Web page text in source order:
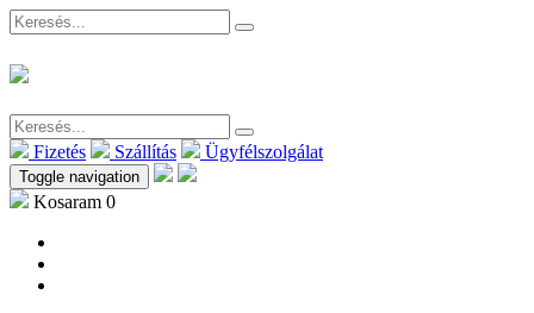
Fizetés Szállítás Ügyfélszolgálat
Toggle navigation
Kosaram 0